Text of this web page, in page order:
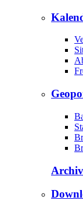
Archiv